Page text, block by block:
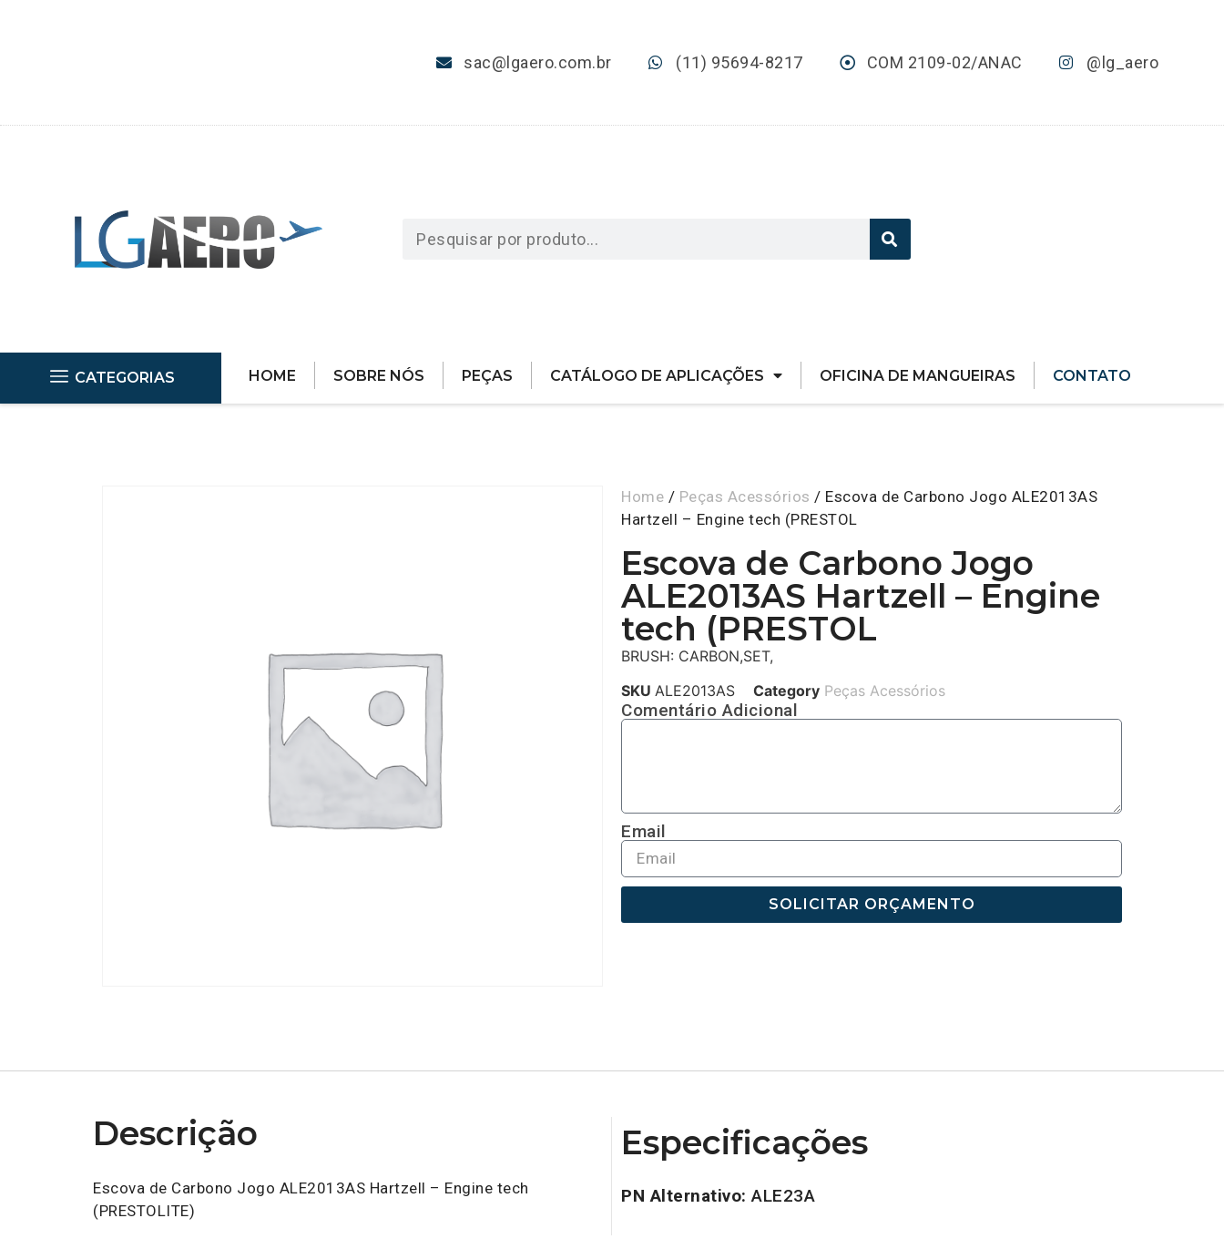
sac@lgaero.com.br (11) 95694-8217 COM 2109-02/ANAC @lg_aero
CATEGORIAS HOME SOBRE NÓS PEÇAS CATÁLOGO DE APLICAÇÕES OFICINA DE MANGUEIRAS CONTATO
Home / Peças Acessórios / Escova de Carbono Jogo ALE2013AS
Hartzell – Engine tech (PRESTOL
Escova de Carbono Jogo
ALE2013AS Hartzell – Engine
tech (PRESTOL
BRUSH: CARBON,SET,
SKU ALE2013AS Category Peças Acessórios
Comentário Adicional
Email
SOLICITAR ORÇAMENTO
Descrição
Escova de Carbono Jogo ALE2013AS Hartzell – Engine tech
(PRESTOLITE)
Especificações
PN Alternativo:ALE23A